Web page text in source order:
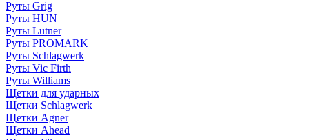
Руты Grig
Руты HUN
Руты Lutner
Руты PROMARK
Руты Schlagwerk
Руты Vic Firth
Руты Williams
Щетки для ударных
Щетки Schlagwerk
Щетки Agner
Щетки Ahead